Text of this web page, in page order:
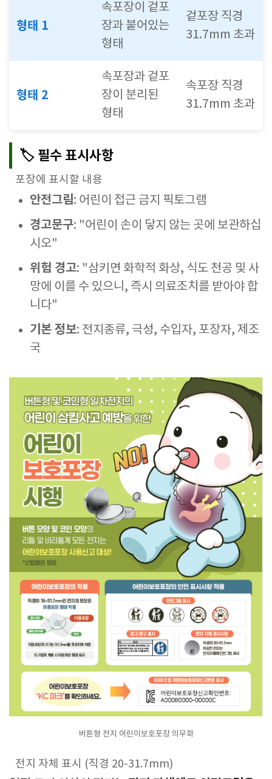
형태 1
속포장이 겉포
장과 붙어있는
형태
겉포장 직경
31.7mm 초과
형태 2
속포장과 겉포
장이 분리된
형태
속포장 직경
31.7mm 초과
🏷️ 필수 표시사항
포장에 표시할 내용
안전그림: 어린이 접근 금지 픽토그램
경고문구: "어린이 손이 닿지 않는 곳에 보관하십
시오"
위험 경고: "삼키면 화학적 화상, 식도 천공 및 사
망에 이를 수 있으니, 즉시 의료조치를 받아야 합
니다"
기본 정보: 전지종류, 극성, 수입자, 포장자, 제조
국
버튼형 전지 어린이보호포장 의무화
전지 자체 표시 (직경 20-31.7mm)